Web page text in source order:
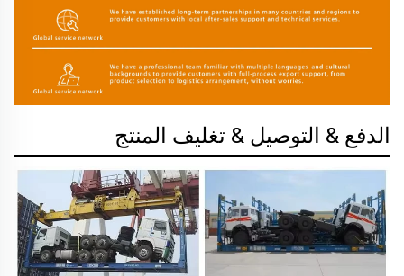
الدفع & التوصيل & تغليف المنتج